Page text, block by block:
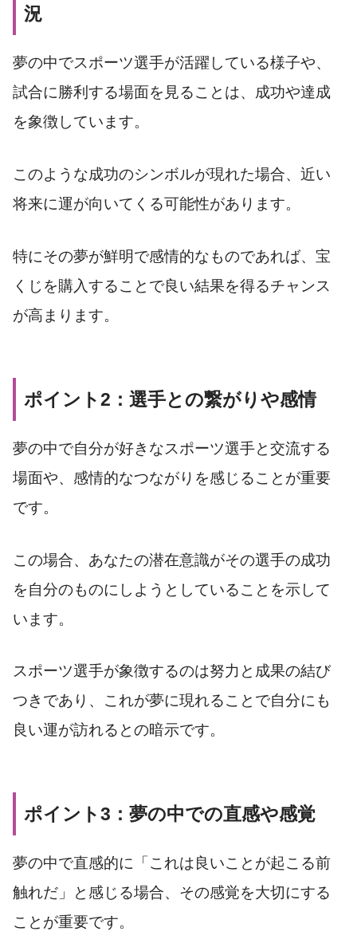
況
夢の中でスポーツ選手が活躍している様子や、
試合に勝利する場面を見ることは、成功や達成
を象徴しています。
このような成功のシンボルが現れた場合、近い
将来に運が向いてくる可能性があります。
特にその夢が鮮明で感情的なものであれば、宝
くじを購入することで良い結果を得るチャンス
が高まります。
ポイント2：選手との繋がりや感情
夢の中で自分が好きなスポーツ選手と交流する
場面や、感情的なつながりを感じることが重要
です。
この場合、あなたの潜在意識がその選手の成功
を自分のものにしようとしていることを示して
います。
スポーツ選手が象徴するのは努力と成果の結び
つきであり、これが夢に現れることで自分にも
良い運が訪れるとの暗示です。
ポイント3：夢の中での直感や感覚
夢の中で直感的に「これは良いことが起こる前
触れだ」と感じる場合、その感覚を大切にする
ことが重要です。